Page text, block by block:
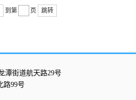
到第 页 跳转
潭街道航天路29号
路99号